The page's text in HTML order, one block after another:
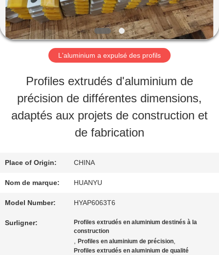
AU
SUJET
VISITE
CONTRÔLE
DE
QUALITÉ
CONTACTEZ-
L'aluminium a expulsé des profils
Profiles extrudés d'aluminium de
précision de différentes dimensions,
adaptés aux projets de construction et
de fabrication
Place of Origin: CHINA
Nom de marque: HUANYU
Model Number: HYAP6063T6
Surligner:
Profiles extrudés en aluminium destinés à la
construction
,Profiles en aluminium de précision,
Profiles extrudés en aluminium de qualité